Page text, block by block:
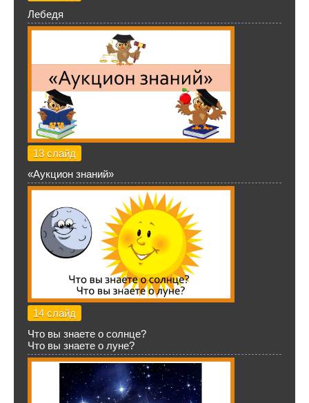
Лебедя
13 слайд
«Аукцион знаний»
14 слайд
Что вы знаете о солнце?
Что вы знаете о луне?